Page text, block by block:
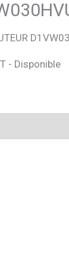
- Disponible